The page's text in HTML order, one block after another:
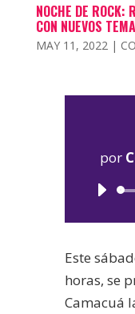
NOCHE DE ROCK:
CON NUEVOS
MAY 11, 2022|
por
Este
horas, se
Camacuá